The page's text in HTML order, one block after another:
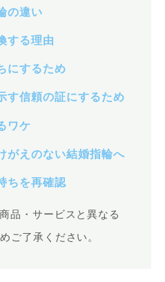
の違い
する理由
にするため
す信頼の証にするため
ワケ
がえのない結婚指輪へ
ちを再確認
品・サービスと異なる
ご了承ください。